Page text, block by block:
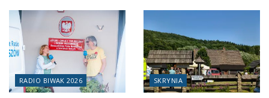
RADIO BIWAK 2026 SKRYNIA